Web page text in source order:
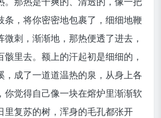
条，将你密密地包裹了，细细地鞭
刺，渐渐地，那热便透了进去，
里去。额上的汗起初是细细的，
，成了一道道温热的泉，从身上各
你觉得自己像一块在熔炉里渐渐软
里复苏的树，浑身的毛孔都张开